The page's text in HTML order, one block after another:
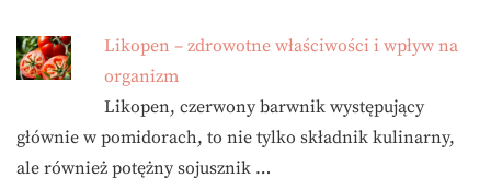
Likopen – zdrowotne właściwości i wpływ na
organizm
Likopen, czerwony barwnik występujący
głównie w pomidorach, to nie tylko składnik kulinarny,
ale również potężny sojusznik …